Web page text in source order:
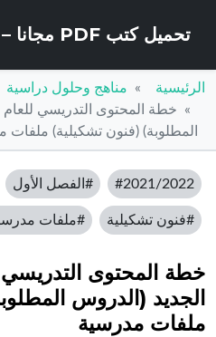
تحميل كتب PDF مجانا – كتب كو
الرئيسية
مناهج وحلول دراسية
خطة المحتوى التدريسي
المطلوبة) (فنون تشكيلية) ملفات
#2021/2022 #الفصل الأول
#فنون تشكيلية #ملفات
خطة المحتوى التدريسي
الجديد (الدروس
ملفات مدرسية